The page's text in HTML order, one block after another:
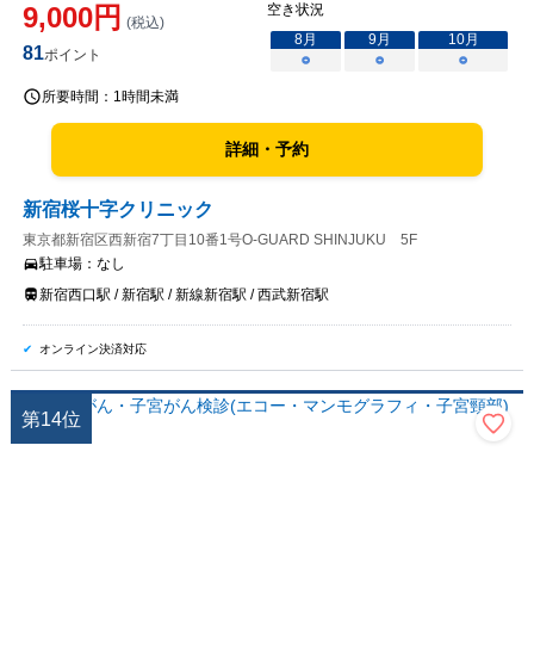
9,000円 (税込)
81ポイント
空き状況
8月 9月 10月
○
○ ○
所要時間： 1時間未満
詳細・予約
新宿桜十字クリニック
東京都新宿区西新宿7丁目10番1号O-GUARD SHINJUKU 5F
駐車場： なし
新宿西口駅 / 新宿駅 / 新線新宿駅 / 西武新宿駅
オンライン決済対応
第14位